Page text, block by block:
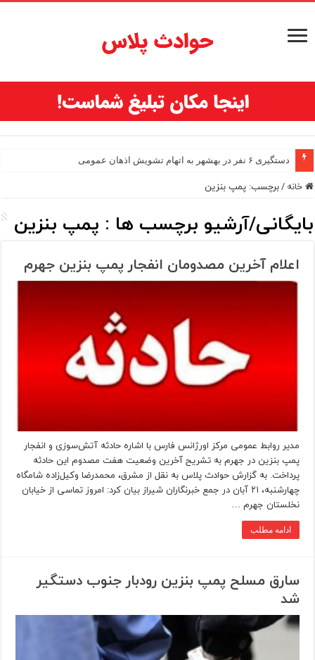
دستگیری ۶ نفر در بهشهر به اتهام تشویش اذهان عمومی
خانه/برچسب:پمپ بنزین
بایگانی/آرشیو برچسب ها : پمپ بنزین
اعلام آخرین مصدومان انفجار پمپ بنزین جهرم
مدیر روابط عمومی مرکز اورژانس فارس با اشاره حادثه آتش‌سوزی و انفجار
پمپ‌ بنزین در جهرم به تشریح آخرین وضعیت هفت مصدوم این حادثه
پرداخت. به گزارش حوادث پلاس به نقل از مشرق، محمدرضا وکیل‌زاده شامگاه
چهارشنبه، ۲۱ آبان در جمع خبرنگاران شیراز بیان کرد: امروز تماسی از خیابان
نخلستان جهرم …
ادامه مطلب
سارق مسلح پمپ بنزین رودبار جنوب دستگیر
شد